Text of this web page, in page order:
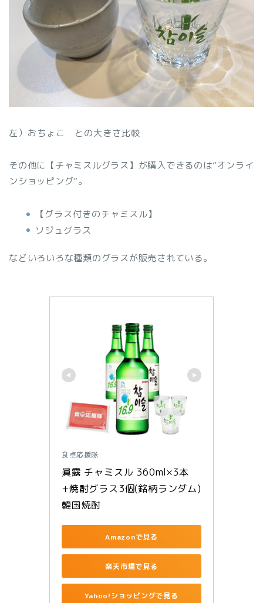
左）おちょこ との大きさ比較
その他に【チャミスルグラス】が購入できるのは”オンライ
ンショッピング”。
【グラス付きのチャミスル】
ソジュグラス
などいろいろな種類のグラスが販売されている。
食卓応援隊
眞露 チャミスル 360ml×3本
+焼酎グラス3個(銘柄ランダム)
韓国焼酎
Amazonで見る
楽天市場で見る
Yahoo!ショッピングで見る